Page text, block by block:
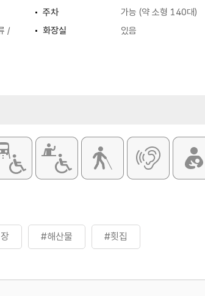
주차
가능 (약 소형 140대)
/
화장실 있음
#해산물 #횟집